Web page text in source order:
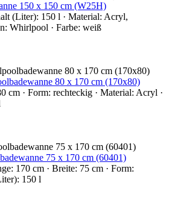
150 x 150 cm (W25H)
(Liter): 150 l · Material: Acryl,
Whirlpool · Farbe: weiß
80 x 170 cm (170x80)
cm · Form: rechteckig · Material: Acryl ·
75 x 170 cm (60401)
170 cm · Breite: 75 cm · Form:
150 l